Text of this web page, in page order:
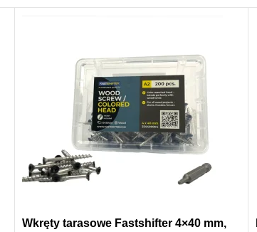
Wkręty tarasowe Fastshifter 4×40 mm,